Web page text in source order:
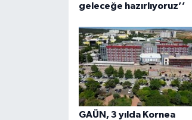
geleceğe hazırlıyoruz’’
GAÜN, 3 yılda Kornea